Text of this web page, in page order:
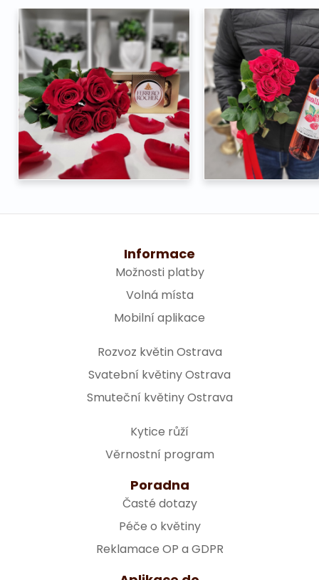
Informace
Možnosti platby
Volná místa
Mobilní aplikace
Rozvoz květin Ostrava
Svatební květiny Ostrava
Smuteční květiny Ostrava
Kytice růží
Věrnostní program
Poradna
Časté dotazy
Péče o květiny
Reklamace OP a GDPR